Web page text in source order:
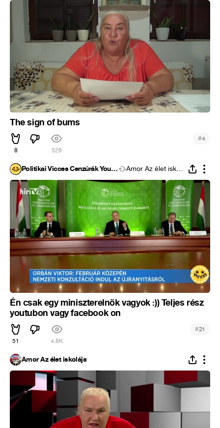
The sign of bums
8 526
#4
Politikai Vicces Cenzúrák Youtube Ámor Az élet iskolája
Én csak egy miniszterelnök vagyok :)) Teljes rész
youtubon vagy facebook on
51 4.8K
#21
Ámor Az élet iskolája